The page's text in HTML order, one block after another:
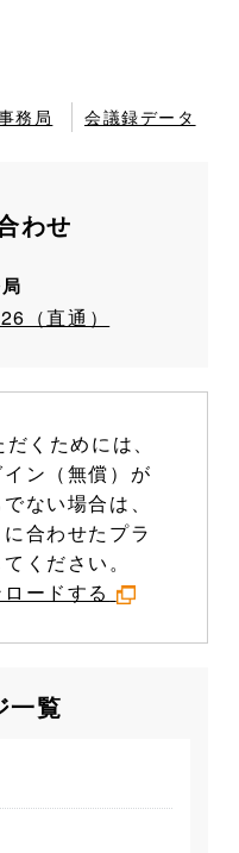
務局 会議録データ
わせ
（直通）
くためには、
ン（無償）が
ない場合は、
合わせたプラ
ください。
ードする
一覧